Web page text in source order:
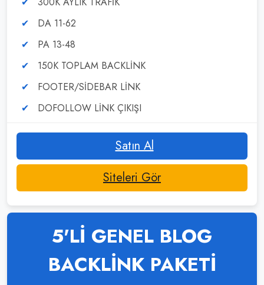
DA 11-62
PA 13-48
150K TOPLAM BACKLİNK
FOOTER/SİDEBAR LİNK
DOFOLLOW LİNK ÇIKIŞI
Satın Al
Siteleri Gör
5'Lİ GENEL BLOG
BACKLİNK PAKETİ